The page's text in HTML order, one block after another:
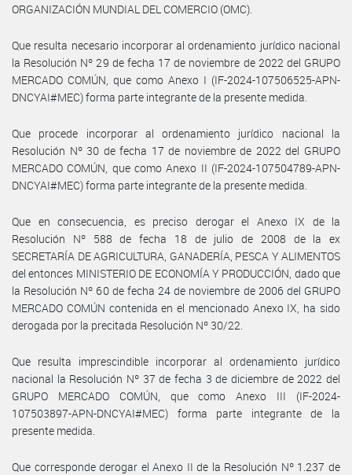
ORGANIZACIÓN MUNDIAL DEL COMERCIO (OMC).
Que resulta necesario incorporar al ordenamiento jurídico nacional
la Resolución Nº 29 de fecha 17 de noviembre de 2022 del GRUPO
MERCADO COMÚN, que como Anexo I (IF-2024-107506525-APN-
DNCYAI#MEC) forma parte integrante de la presente medida.
Que procede incorporar al ordenamiento jurídico nacional la
Resolución Nº 30 de fecha 17 de noviembre de 2022 del GRUPO
MERCADO COMÚN, que como Anexo II (IF-2024-107504789-APN-
DNCYAI#MEC) forma parte integrante de la presente medida.
Que en consecuencia, es preciso derogar el Anexo IX de la
Resolución Nº 588 de fecha 18 de julio de 2008 de la ex
SECRETARÍA DE AGRICULTURA, GANADERÍA, PESCA Y ALIMENTOS
del entonces MINISTERIO DE ECONOMÍA Y PRODUCCIÓN, dado que
la Resolución Nº 60 de fecha 24 de noviembre de 2006 del GRUPO
MERCADO COMÚN contenida en el mencionado Anexo IX, ha sido
derogada por la precitada Resolución Nº 30/22.
Que resulta imprescindible incorporar al ordenamiento jurídico
nacional la Resolución Nº 37 de fecha 3 de diciembre de 2022 del
GRUPO MERCADO COMÚN, que como Anexo III (IF-2024-
107503897-APN-DNCYAI#MEC) forma parte integrante de la
presente medida.
Que corresponde derogar el Anexo II de la Resolución Nº 1.237 de